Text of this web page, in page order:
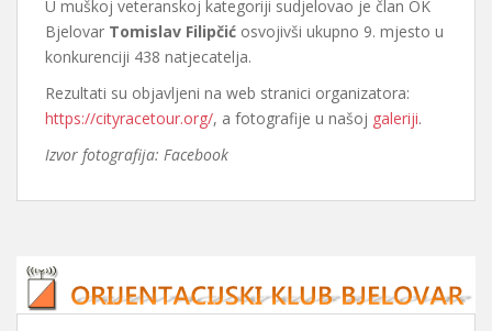
U muškoj veteranskoj kategoriji sudjelovao je član OK
Bjelovar Tomislav Filipčić osvojivši ukupno 9. mjesto u
konkurenciji 438 natjecatelja.
Rezultati su objavljeni na web stranici organizatora:
https://cityracetour.org/, a fotografije u našoj galeriji.
Izvor fotografija: Facebook